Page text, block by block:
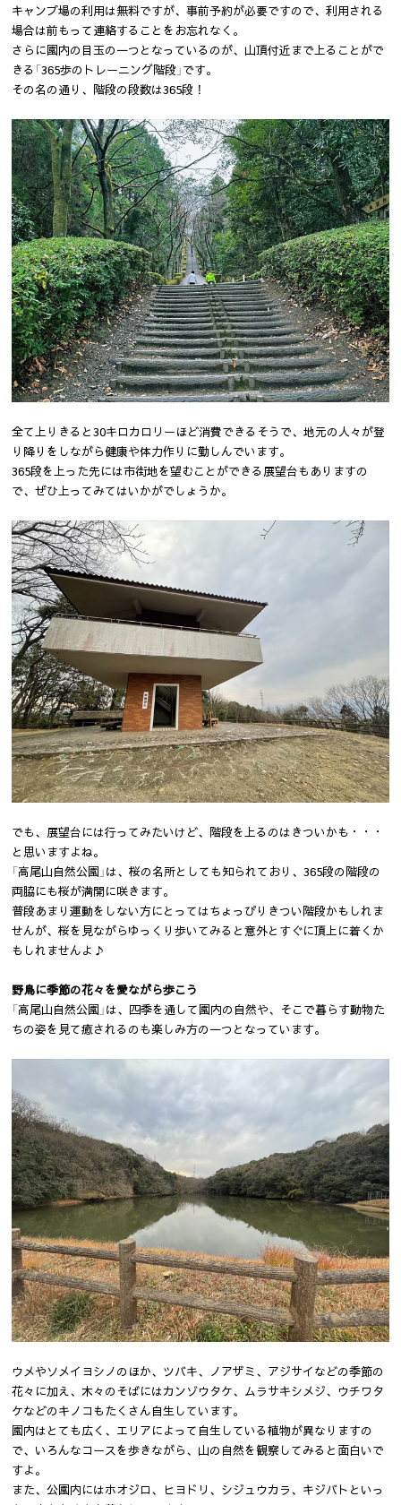
キャンプ場の利用は無料ですが、事前予約が必要ですので、利用される
場合は前もって連絡することをお忘れなく。
さらに園内の目玉の一つとなっているのが、山頂付近まで上ることがで
きる「365歩のトレーニング階段」です。
その名の通り、階段の段数は365段！
全て上りきると30キロカロリーほど消費できるそうで、地元の人々が登
り降りをしながら健康や体力作りに勤しんでいます。
365段を上った先には市街地を望むことができる展望台もありますの
で、ぜひ上ってみてはいかがでしょうか。
でも、展望台には行ってみたいけど、階段を上るのはきついかも・・・
と思いますよね。
「高尾山自然公園」は、桜の名所としても知られており、365段の階段の
両脇にも桜が満開に咲きます。
普段あまり運動をしない方にとってはちょっぴりきつい階段かもしれま
せんが、桜を見ながらゆっくり歩いてみると意外とすぐに頂上に着くか
もしれませんよ♪
野鳥に季節の花々を愛ながら歩こう
「高尾山自然公園」は、四季を通して園内の自然や、そこで暮らす動物た
ちの姿を見て癒されるのも楽しみ方の一つとなっています。
ウメやソメイヨシノのほか、ツバキ、ノアザミ、アジサイなどの季節の
花々に加え、木々のそばにはカンゾウタケ、ムラサキシメジ、ウチワタ
ケなどのキノコもたくさん自生しています。
園内はとても広く、エリアによって自生している植物が異なりますの
で、いろんなコースを歩きながら、山の自然を観察してみると面白いで
すよ。
また、公園内にはホオジロ、ヒヨドリ、シジュウカラ、キジバトといっ